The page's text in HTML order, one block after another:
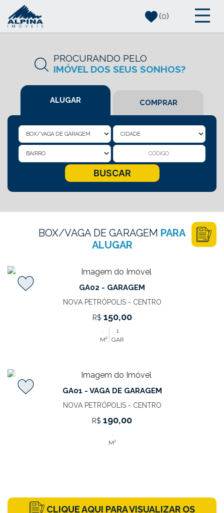
(0)
BUSCA DE IMÓVEIS
PROCURANDO PELO
IMÓVEL DOS SEUS SONHOS?
ALUGAR COMPRAR
BUSCAR
BOX/VAGA DE GARAGEM PARA
ALUGAR
GA02 - GARAGEM
NOVA PETRÓPOLIS - CENTRO
R$ 150,00
M²
1
GAR
‹ GA01 - VAGA DE GARAGEM
NOVA PETRÓPOLIS - CENTRO
R$ 190,00
M²
CLIQUE AQUI PARA VISUALIZAR OS